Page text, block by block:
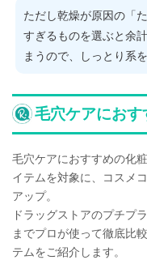
ただし乾燥が原因の「
すぎるものを選ぶと余
まうので、しっとり系
毛穴ケアにお
毛穴ケアにおすすめの化
イテムを対象に、コスメ
アップ。
ドラッグストアのプチプ
までプロが使って徹底比
テムをご紹介します。